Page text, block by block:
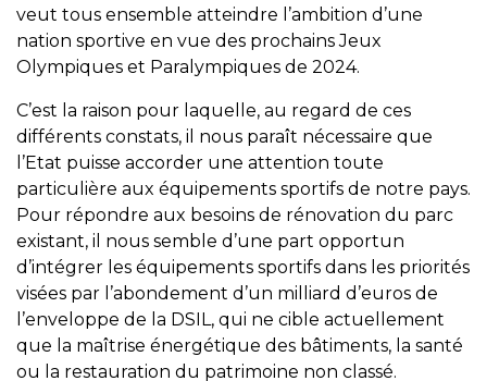
veut tous ensemble atteindre l’ambition d’une
nation sportive en vue des prochains Jeux
Olympiques et Paralympiques de 2024.
C’est la raison pour laquelle, au regard de ces
différents constats, il nous paraît nécessaire que
l’Etat puisse accorder une attention toute
particulière aux équipements sportifs de notre pays.
Pour répondre aux besoins de rénovation du parc
existant, il nous semble d’une part opportun
d’intégrer les équipements sportifs dans les priorités
visées par l’abondement d’un milliard d’euros de
l’enveloppe de la DSIL, qui ne cible actuellement
que la maîtrise énergétique des bâtiments, la santé
ou la restauration du patrimoine non classé.